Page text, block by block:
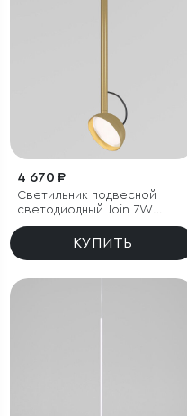
4 670 ₽
Светильник подвесной
светодиодный Join 7W
4000K латунь
КУПИТЬ